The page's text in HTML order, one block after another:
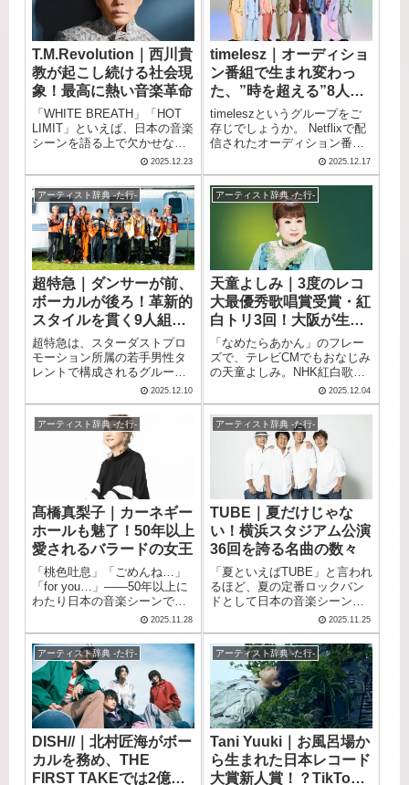
「THE FIRST SLAM DUNK」
のエンディング主題歌「第ゼ
ロ感」が大ヒットし、ストリ
ーミング再生回数は4億回を突
破。 NHK紅白歌合戦にも出場
を果たし、バンド結成27周年
を迎えた現在もピークを更新
し続けています。 年間100本
近いライブ活動を精力的に展
開し、全国各地のフェスでも
存在感を発揮。 笑顔を誘い出
すキャラクターと深いメッセ
ージが込められた歌詞で、多
くのファンを魅了し続ける10-
FEETの魅力をご紹介します。
が最大の魅力。 甘く切ないバ
ラードから、前向きなメッセ
ージソングまで、幅広い楽曲
で多くのリスナーを魅了し続
けています。 また、女性アー
ティストの名曲をカバーした
「VOCALIST」シリーズは累
計600万枚以上を売り上げる大
ヒットを記録。 日本における
カバーアルバムブームの先駆
けとなり、世代を超えて名曲
の魅力を伝える役割も果たし
ています。 デビューから約40
年を経た現在も精力的にコン
サートツアーを行い、変わら
ぬ歌声でファンを魅了し続け
ている徳永英明の魅力に迫り
T.M.Revolution｜西川貴
教が起こし続ける社会現
象！最高に熱い音楽革命
「WHITE BREATH」「HOT
LIMIT」といえば、日本の音楽
シーンを語る上で欠かせない
名曲。 これらの楽曲を世に送
り出したのが、西川貴教によ
るソロプロジェクト
「T.M.Revolution（ティー・エ
ム・レボリューション）」で
す。 キャッチーな楽曲と激し
いライブパフォーマンス、そ
してバラエティ番組でも発揮
される抜群のトーク力で、音
楽ファンのみならず幅広い層
から支持を集めています。 故
郷・滋賀県では大型野外フェ
ス「イナズマロック フェス」
を主催するなど、音楽活動の
枠を超えた精力的な活動を続
けています。 デビューから約
30年経った今もなお、日本を
代表するアーティストとして
第一線で活躍し続ける
T.M.Revolutionの魅力に迫りま
2025.12.23
timelesz｜オーディショ
ン番組で生まれ変わっ
た、”時を超える”8人組
アイドル
timeleszというグループをご
存じでしょうか。 Netflixで配
信されたオーディション番組
「timelesz project」が社会現
象を巻き起こし、いま最も注
目を集めている男性アイドル
グループです。 もともとSexy
Zoneとして活動していた3人
が、新たな仲間を求めてオー
ディションを開催するという
前例のない試みは、多くの視
聴者の心を掴みました。 「タ
イプロ」の愛称で親しまれた
この番組は、配信のたびに
SNSでトレンド入りを果た
し、日本のシリーズランキン
グで1位を獲得するなど大きな
話題となりました。 オーディ
ションを経て新メンバー5人が
加わり、現在は8人体制で活動
をスタートしています。 サブ
スク解禁やアルバムリリース
など、勢いが止まらない
timeleszの魅力に迫ります。
2025.12.17
アーティスト辞典 -た行-
超特急｜ダンサーが前、
ボーカルが後ろ！革新的
スタイルを貫く9人組ボ
ーイズグループ
超特急は、スターダストプロ
モーション所属の若手男性タ
レントで構成されるグループ
EBiDAN（恵比寿学園男子部）
から選抜されたメンバーによ
るユニットです。最大の特徴
は「メインダンサー＆バック
ボーカル」という唯一無二の
パフォーマンススタイル。一
般的なダンス＆ボーカルグル
ープとは逆に、ダンサーがス
テージ前方で魅せ、ボーカル
が後方から歌声を届けるとい
う斬新な構成で、エンターテ
インメント性の高いライブパ
フォーマンスが持ち味です。
今回は、そんな超特急の独特
な世界観をご紹介します。
2025.12.10
アーティスト辞典 -た行-
天童よしみ｜3度のレコ
大最優秀歌唱賞受賞・紅
白トリ3回！大阪が生ん
だ演歌の女王
「なめたらあかん」のフレー
ズで、テレビCMでもおなじみ
の天童よしみ。NHK紅白歌合
戦に29年連続出場を誇る、日
本を代表する演歌歌手です。
力強くも情感豊かな歌声で、
世代を超えて愛され続けてい
ます。この記事では、天童よ
しみのプロフィールから代表
曲、公式SNSまでまとめてご
紹介します。
2025.12.04
アーティスト辞典 -た行-
髙橋真梨子｜カーネギー
ホールも魅了！50年以上
愛されるバラードの女王
「桃色吐息」「ごめんね…」
「for you…」——50年以上に
わたり日本の音楽シーンで活
躍し続ける髙橋真梨子。 圧倒
的な歌唱力と情感豊かな表現
力で世代を超えて愛されてい
ます。 この記事では、彼女の
経歴とおすすめ曲をご紹介し
ます。
2025.11.28
アーティスト辞典 -た行-
TUBE｜夏だけじゃな
い！横浜スタジアム公演
36回を誇る名曲の数々
「夏といえばTUBE」と言われ
るほど、夏の定番ロックバン
ドとして日本の音楽シーンを
牽引してきたTUBE（チュー
ブ）。 前田亘輝のソウルフル
な歌声と春畑道哉のギターで
紡がれる楽曲は、横浜スタジ
アムでのライブを通算36回開
催するなど、多くのファンを
魅了してきました。 「シーズ
ン・イン・ザ・サン」「あー
夏休み」「SUMMER
DREAM」など数々のヒット曲
を生み出し、デビュー40周年
を迎えた現在も精力的に活動
2025.11.25
アーティスト辞典 -た行-
DISH//｜北村匠海がボー
カルを務め、THE
FIRST TAKEでは2億回
アーティスト辞典 -た行-
Tani Yuuki｜お風呂場か
ら生まれた日本レコード
大賞新人賞！？TikTok